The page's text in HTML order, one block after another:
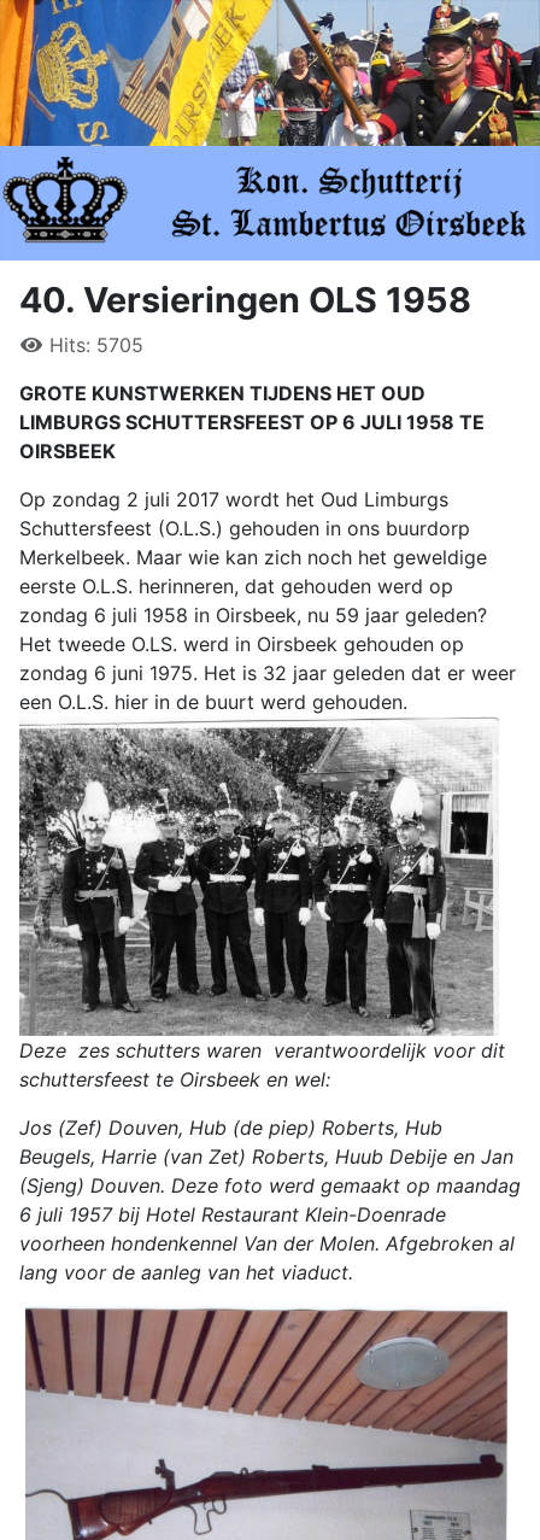
40. Versieringen OLS 1958
Hits: 5705
GROTE KUNSTWERKEN TIJDENS HET OUD
LIMBURGS SCHUTTERSFEEST OP 6 JULI 1958 TE
OIRSBEEK
Op zondag 2 juli 2017 wordt het Oud Limburgs
Schuttersfeest (O.L.S.) gehouden in ons buurdorp
Merkelbeek. Maar wie kan zich noch het geweldige
eerste O.L.S. herinneren, dat gehouden werd op
zondag 6 juli 1958 in Oirsbeek, nu 59 jaar geleden?
Het tweede O.LS. werd in Oirsbeek gehouden op
zondag 6 juni 1975. Het is 32 jaar geleden dat er weer
een O.L.S. hier in de buurt werd gehouden.
Deze zes schutters waren verantwoordelijk voor dit
schuttersfeest te Oirsbeek en wel:
Jos (Zef) Douven, Hub (de piep) Roberts, Hub
Beugels, Harrie (van Zet) Roberts, Huub Debije en Jan
(Sjeng) Douven. Deze foto werd gemaakt op maandag
6 juli 1957 bij Hotel Restaurant Klein-Doenrade
voorheen hondenkennel Van der Molen. Afgebroken al
lang voor de aanleg van het viaduct.